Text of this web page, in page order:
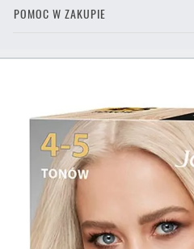
POMOC W ZAKUPIE